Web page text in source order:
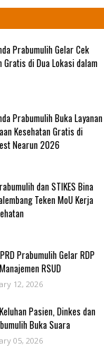
Prabumulih Gelar Cek
Gratis di Dua Lokasi dalam
Prabumulih Buka Layanan
Kesehatan Gratis di
Nearun 2026
dan STIKES Bina
Teken MoU Kerja
Prabumulih Gelar RDP
RSUD
12, 2026
Pasien, Dinkes dan
Buka Suara
05, 2026